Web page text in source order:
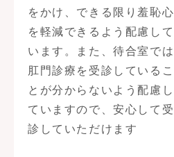
をかけ、できる限り羞恥心
を軽減できるよう配慮して
います。また、待合室では
肛門診療を受診しているこ
とが分からないよう配慮し
ていますので、安心して受
診していただけます